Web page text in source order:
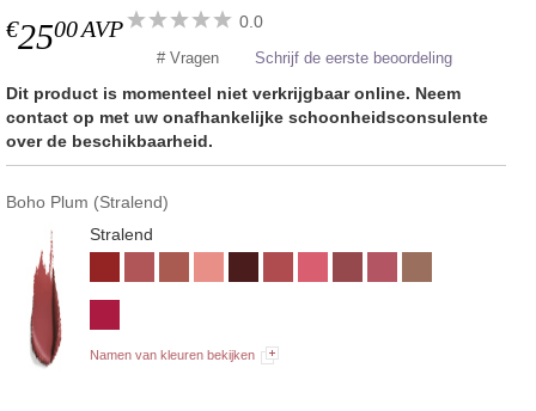
€2500AVP 0.0
# Vragen Schrijf de eerste beoordeling
Dit product is momenteel niet verkrijgbaar online. Neem
contact op met uw onafhankelijke schoonheidsconsulente
over de beschikbaarheid.
Boho Plum (Stralend)
Stralend
Namen van kleuren bekijken